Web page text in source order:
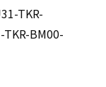
TKR-
BM00-